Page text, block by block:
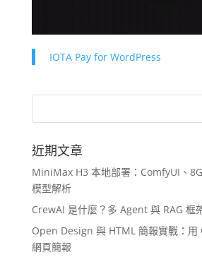
IOTA Pay for WordPress
近期文章
MiniMax H3 本地部署：ComfyUI、
模型解析
CrewAI 是什麼？多 Agent 與 RAG 框
Open Design 與 HTML 簡報實戰：用
網頁簡報